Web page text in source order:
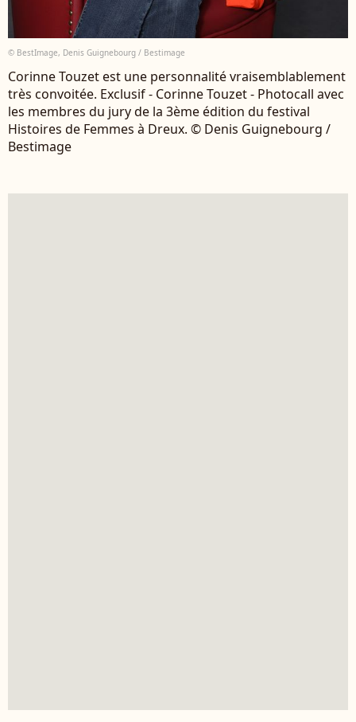
© BestImage, Denis Guignebourg / Bestimage
Corinne Touzet est une personnalité vraisemblablement
très convoitée. Exclusif - Corinne Touzet - Photocall avec
les membres du jury de la 3ème édition du festival
Histoires de Femmes à Dreux. © Denis Guignebourg /
Bestimage